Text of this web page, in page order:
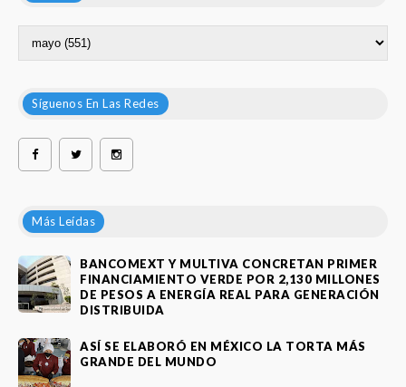
Síguenos En Las Redes
Más Leídas
BANCOMEXT Y MULTIVA CONCRETAN PRIMER
FINANCIAMIENTO VERDE POR 2,130 MILLONES
DE PESOS A ENERGÍA REAL PARA GENERACIÓN
DISTRIBUIDA
ASÍ SE ELABORÓ EN MÉXICO LA TORTA MÁS
GRANDE DEL MUNDO